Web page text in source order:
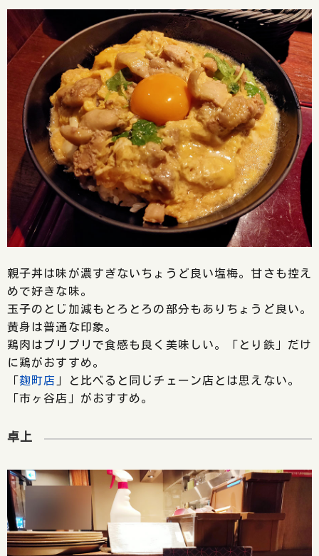
親子丼は味が濃すぎないちょうど良い塩梅。甘さも控え
めで好きな味。
玉子のとじ加減もとろとろの部分もありちょうど良い。
黄身は普通な印象。
鶏肉はプリプリで食感も良く美味しい。「とり鉄」だけ
に鶏がおすすめ。
「麹町店」と比べると同じチェーン店とは思えない。
「市ヶ谷店」がおすすめ。
卓上